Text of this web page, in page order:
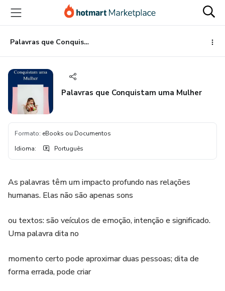
para
conteúdo
principal
para
pagamento
para
rodapé
Palavras que Conquistam uma Mulher
Palavras que Conquistam uma Mulher
Formato: eBooks ou Documentos
Idioma: Português
As palavras têm um impacto profundo nas relações
humanas. Elas não são apenas sons
ou textos: são veículos de emoção, intenção e significado.
Uma palavra dita no
momento certo pode aproximar duas pessoas; dita de
forma errada, pode criar